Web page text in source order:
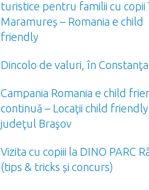
turistice pentru familii cu copii
Maramureș – Romania e child
friendly
Dincolo de valuri, în Constanţa
Campania Romania e child
continuă – Locaţii child
judeţul Braşov
Vizita cu copiii la DINO PARC
(tips & tricks și concurs)